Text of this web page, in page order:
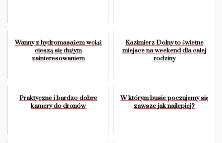
Wanny z hydromasażem wciąż
cieszą się dużym
zainteresowaniem
Kazimierz Dolny to świetne
miejsce na weekend dla całej
rodziny
Praktyczne i bardzo dobre
kamery do dronów
W którym busie poczujemy się
zawsze jak najlepiej?